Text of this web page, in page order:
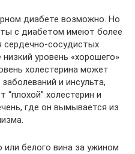
диабете возможно. Но
с диабетом имеют более
сердечно-сосудистых
уровень «хорошего»
холестерина может
и инсульта,
“плохой” холестерин и
где он вымывается из
или белого вина за ужином